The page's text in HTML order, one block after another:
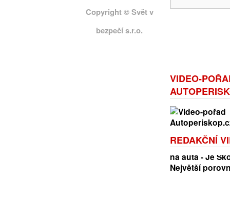
VIDEO-
REDAKČNÍ
Copyright © Svět v
bezpečí s.r.o.